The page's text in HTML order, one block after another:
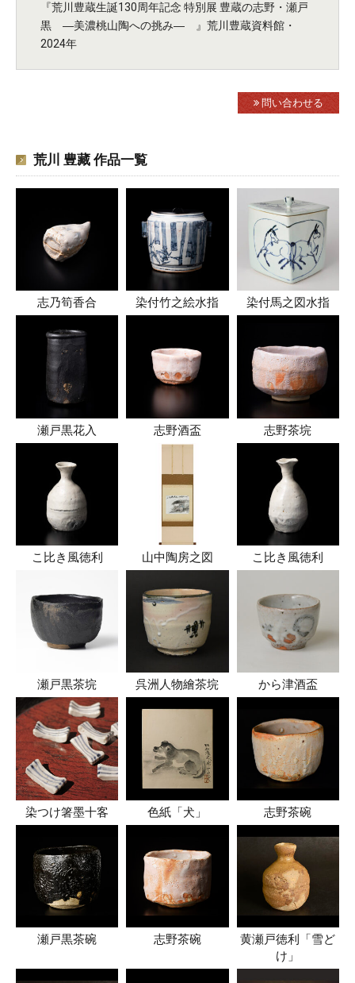
『荒川豊蔵生誕130周年記念 特別展 豊蔵の志野・瀬戸
黒 ―美濃桃山陶への挑み― 』荒川豊蔵資料館・
2024年
問い合わせる
荒川 豊藏 作品一覧
志乃筍香合 染付竹之絵水指 染付馬之図水指
瀬戸黒花入 志野酒盃 志野茶垸
こ比き風徳利 山中陶房之図 こ比き風徳利
瀬戸黒茶垸 呉洲人物繪茶垸 から津酒盃
染つけ箸墨十客 色紙「犬」 志野茶碗
瀬戸黒茶碗 志野茶碗
黄瀬戸徳利「雪ど
け」